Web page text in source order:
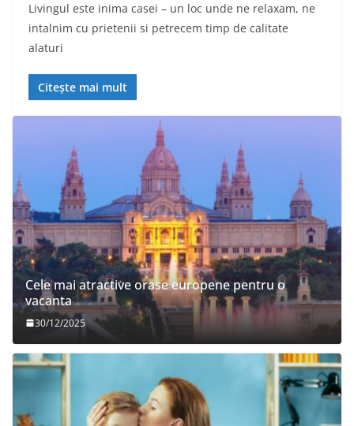
Livingul este inima casei – un loc unde ne relaxam, ne
intalnim cu prietenii si petrecem timp de calitate
alaturi
Citește mai mult
Cele mai atractive orase europene pentru o
vacanta
30/12/2025